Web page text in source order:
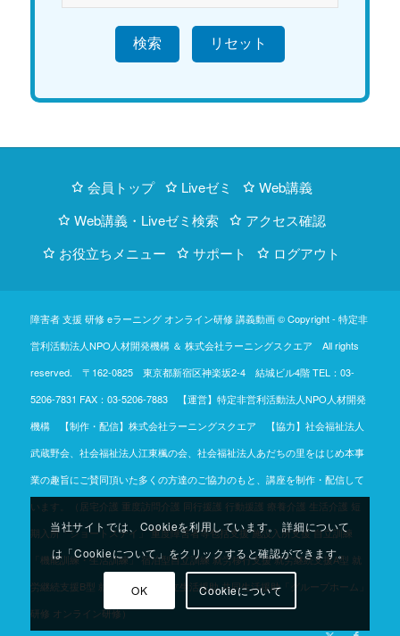
検索
会員トップ Liveゼミ
Web講義
Web講義・Liveゼミ検索
アクセス確認
お役立ちメニュー
サポート ログアウト
障害者 支援 研修 eラーニング オンライン研修 講義動画 © Copyright - 特定非
営利活動法人NPO人材開発機構＆ 株式会社ラーニングスクエア All rights
reserved. 〒162-0825 東京都新宿区神楽坂2-4 結城ビル4階TEL：03-
5206-7831 FAX：03-5206-7883 【運営】特定非営利活動法人NPO人材開発
機構 【制作・配信】株式会社ラーニングスクエア 【協力】社会福祉法人
武蔵野会、社会福祉法人江東楓の会、社会福祉法人あだちの里をはじめ本事
業の趣旨にご賛同頂いた多くの方達のご協力のもと、講座を制作・配信して
います。（居宅介護 重度訪問介護 同行援護 行動援護 療養介護 生活介護 短
期入所「ショートステイ」 重度障害者等包括支援 施設入所支援 自立訓練
「機能訓練・生活訓練」 宿泊型自立訓練 就労移行支援 就労継続支援A型 就
労継続支援B型 就労定着支援 自立生活援助 共同生活援助「グループホーム」
研修 オンライン研修）
当社サイトでは、Cookieを利用しています。 詳細について
は「Cookieについて」をクリックすると確認ができます。
OK Cookieについて